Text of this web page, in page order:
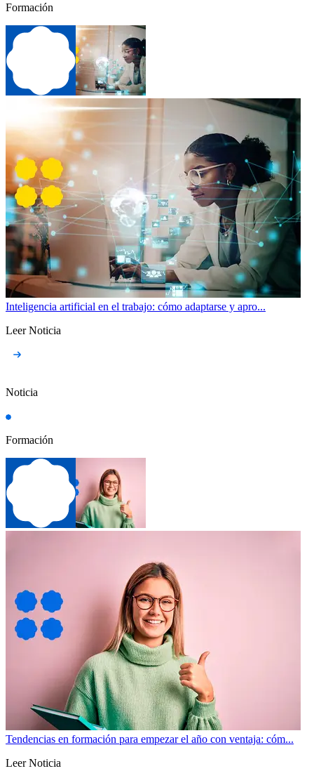
Formación
Inteligencia artificial en el trabajo: cómo adaptarse y apro...
Leer Noticia
Noticia
Formación
Tendencias en formación para empezar el año con ventaja: cóm...
Leer Noticia